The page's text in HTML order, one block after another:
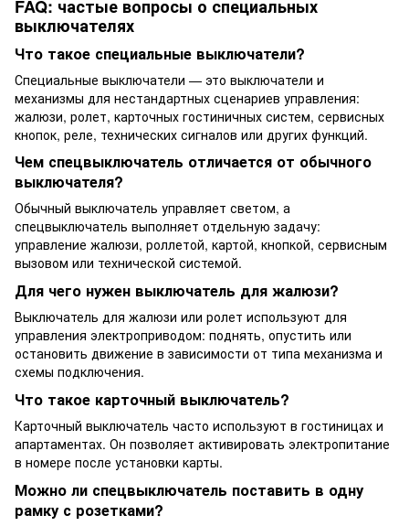
FAQ: частые вопросы о специальных
выключателях
Что такое специальные выключатели?
Специальные выключатели — это выключатели и
механизмы для нестандартных сценариев управления:
жалюзи, ролет, карточных гостиничных систем, сервисных
кнопок, реле, технических сигналов или других функций.
Чем спецвыключатель отличается от обычного
выключателя?
Обычный выключатель управляет светом, а
спецвыключатель выполняет отдельную задачу:
управление жалюзи, роллетой, картой, кнопкой, сервисным
вызовом или технической системой.
Для чего нужен выключатель для жалюзи?
Выключатель для жалюзи или ролет используют для
управления электроприводом: поднять, опустить или
остановить движение в зависимости от типа механизма и
схемы подключения.
Что такое карточный выключатель?
Карточный выключатель часто используют в гостиницах и
апартаментах. Он позволяет активировать электропитание
в номере после установки карты.
Можно ли спецвыключатель поставить в одну
рамку с розетками?